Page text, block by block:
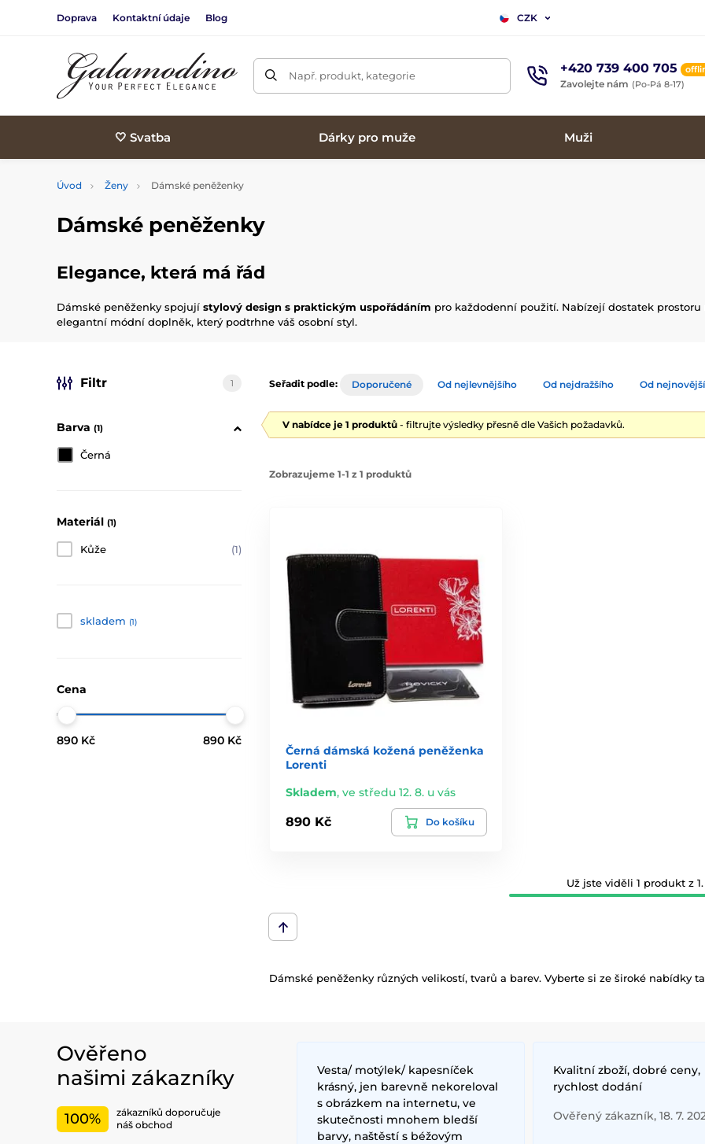
Doprava Kontaktní údaje Blog CZK
Např. produkt, kategorie +420 739 400 705
Zavolejte nám (Po-Pá 8-17)
🤍 Svatba Dárky pro muže Muži
Úvod Ženy Dámské peněženky
Dámské peněženky
Elegance, která má řád
Dámské peněženky spojují stylový design s praktickým uspořádáním pro každodenní použití. Nabízejí dostatek
elegantní módní doplněk, který podtrhne váš osobní styl.
Filtr 1
Barva (1)
Černá
Materiál (1)
Kůže (1)
skladem (1)
Cena
890 Kč 890 Kč
Seřadit podle: Doporučené Od nejlevnějšího Od nejdražšího Od
V nabídce je 1 produktů - filtrujte výsledky přesně dle Vašich požadavků.
Zobrazujeme 1-1 z 1 produktů
Černá dámská kožená peněženka
Lorenti
Skladem, ve středu 12. 8. u vás
890 Kč Do košíku
Už jste viděli 1 produkt z 1.
Dámské peněženky různých velikostí, tvarů a barev. Vyberte si ze široké nabídky
Ověřeno
našimi zákazníky
100%
zákazníků doporučuje
náš obchod
Vesta/ motýlek/ kapesníček
krásný, jen barevně nekoreloval
s obrázkem na internetu, ve
skutečnosti mnohem bledší
barvy, naštěstí s béžovým
Kvalitní zboží, dobré ceny,
rychlost dodání
Ověřený zákazník, 18. 7.